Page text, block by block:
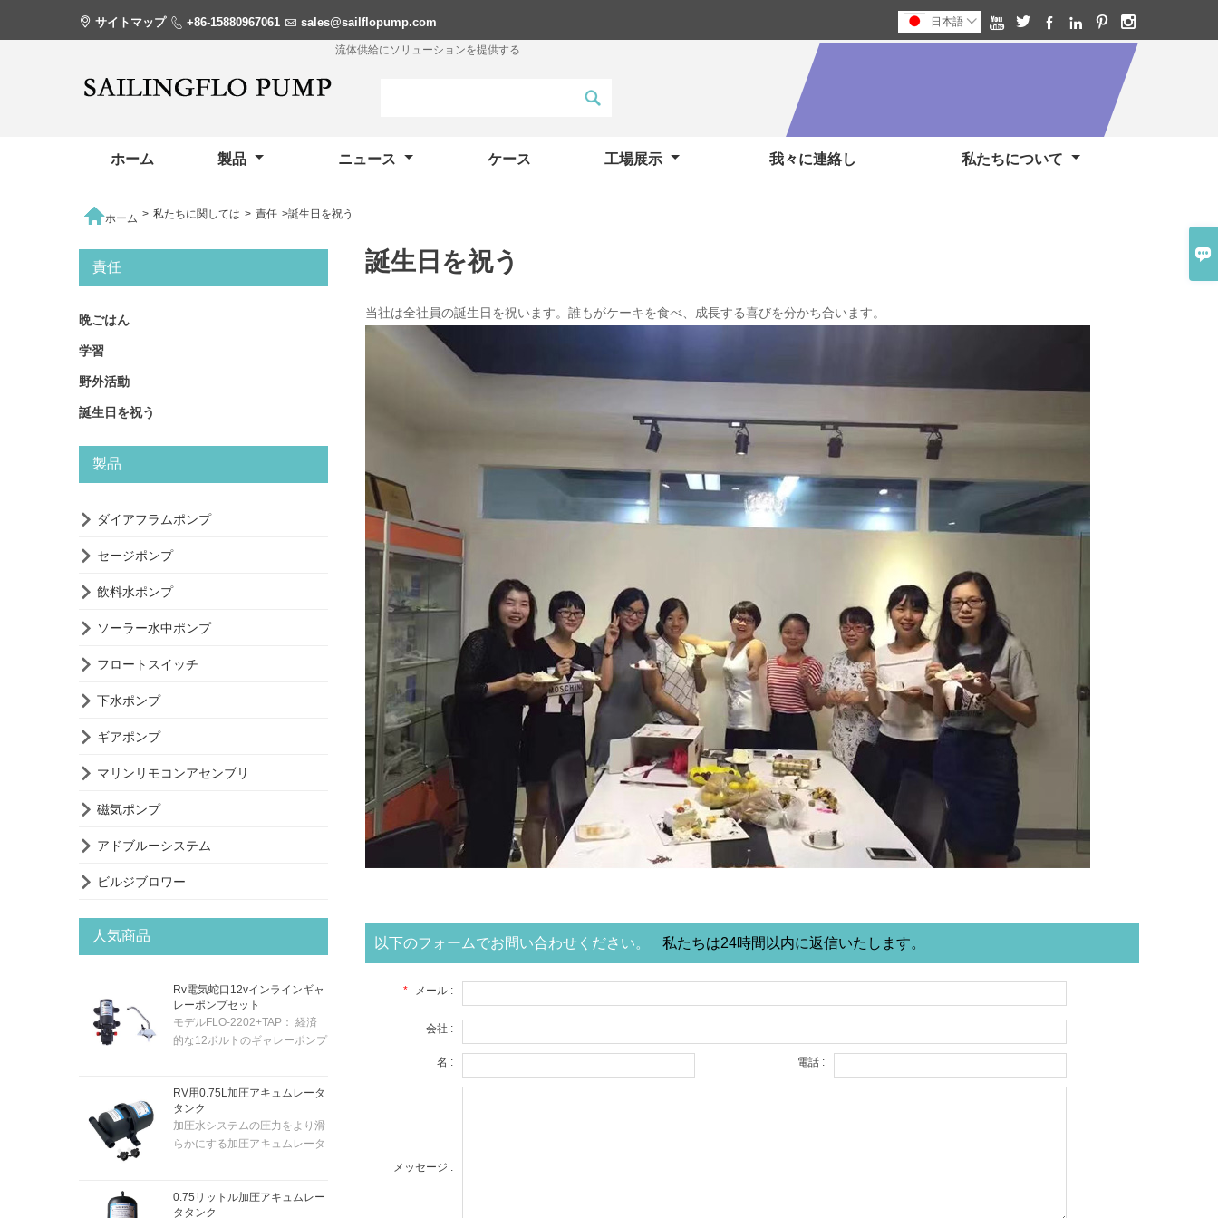

     
日本語 
 サイトマップ  +86-15880967061  sales@sailflopump.com
流体供給にソリューションを提供する
ホーム 製品 ニュース ケース 工場展示 我々に連絡し 私たちについて
ホーム > 私たちに関しては > 責任 >誕生日を祝う
誕生日を祝う
当社は全社員の誕生日を祝います。誰もがケーキを食べ、成長する喜びを分かち合います。
以下のフォームでお問い合わせください。 私たちは24時間以内に返信いたします。
* メール :
会社 :
名 : 電話 :
メッセージ :
責任
晩ごはん
学習
野外活動
誕生日を祝う
製品
 ダイアフラムポンプ
 セージポンプ
 飲料水ポンプ
 ソーラー水中ポンプ
 フロートスイッチ
 下水ポンプ
 ギアポンプ
 マリンリモコンアセンブリ
 磁気ポンプ
 アドブルーシステム
 ビルジブロワー
人気商品
Rv電気蛇口12vインラインギャ
レーポンプセット
モデルFLO-2202+TAP： 経済
的な12ボルトのギャレーポンプ
付属しています。そのため、蛇
口のトグルスイッチでポンプを
自動的にアクティブにすること
ができます。ポンプは「セルフ
どこにでも取り付けることがで
RV用0.75L加圧アキュムレータ
タンク
加圧水システムの圧力をより滑
らかにする加圧アキュムレータ
ム膜付き。スナップインポート
0.75リットル加圧アキュムレー
タタンク